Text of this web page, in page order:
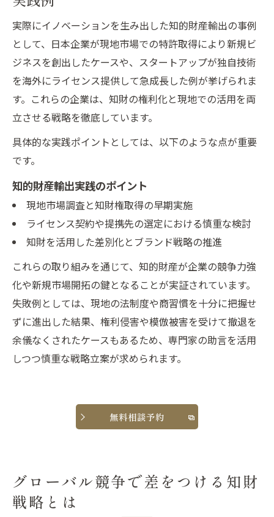
実際にイノベーションを生み出した知的財産輸出の事例
として、日本企業が現地市場での特許取得により新規ビ
ジネスを創出したケースや、スタートアップが独自技術
を海外にライセンス提供して急成長した例が挙げられま
す。これらの企業は、知財の権利化と現地での活用を両
立させる戦略を徹底しています。
具体的な実践ポイントとしては、以下のような点が重要
です。
知的財産輸出実践のポイント
現地市場調査と知財権取得の早期実施
ライセンス契約や提携先の選定における慎重な検討
知財を活用した差別化とブランド戦略の推進
これらの取り組みを通じて、知的財産が企業の競争力強
化や新規市場開拓の鍵となることが実証されています。
失敗例としては、現地の法制度や商習慣を十分に把握せ
ずに進出した結果、権利侵害や模倣被害を受けて撤退を
余儀なくされたケースもあるため、専門家の助言を活用
しつつ慎重な戦略立案が求められます。
無料相談予約
グローバル競争で差をつける知財
戦略とは